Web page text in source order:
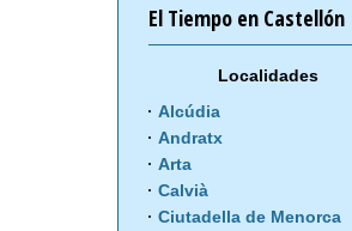
El Tiempo en Castellón
Localidades
Alcúdia
Andratx
Arta
Calvià
Ciutadella de Menorca